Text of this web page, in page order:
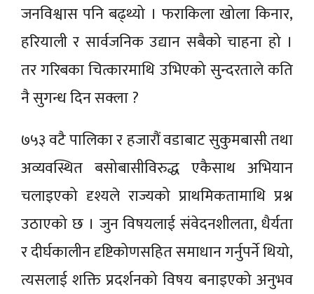
जनविश्वास पनि बढ्थ्यो । फराकिला खोला किनार,
हरियाली र सार्वजनिक उद्यान सबैको चाहना हो ।
तर गरिबका चित्कारमाथि उभिएको सुन्दरताले कति
नै सुगन्ध दिन सक्ला ?
७५३ वटै पालिका र हजारौं वडाबाट सुकुमबासी तथा
अव्यवस्थित बसोबासीविरुद्ध एकैसाथ अभियान
चलाइएको दृश्यले राज्यको प्राथमिकतामाथि प्रश्न
उठाएको छ । जुन विषयलाई संवेदनशीलता, धैर्यता
र दीर्घकालीन दृष्टिकोणसहित समाधान गर्नुपर्ने थियो,
त्यसलाई शक्ति प्रदर्शनको विषय बनाइएको अनुभव